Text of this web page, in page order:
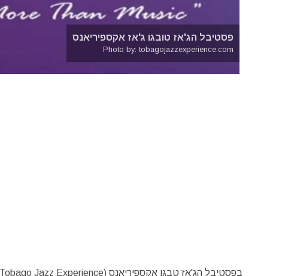
פסטיבל הג'אז טובגו ג'אז אקספיריאנס
Photo by: tobagojazzexperience.com